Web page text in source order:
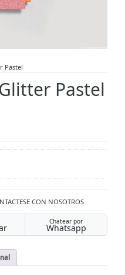
Pastel
Pastel
CON NOSOTROS
Chatear por
Whatsapp